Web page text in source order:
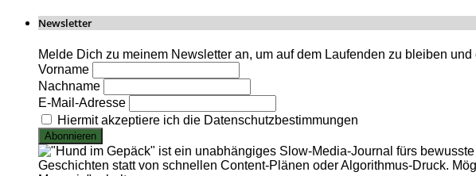
Newsletter
Melde Dich zu meinem Newsletter an, um auf dem Laufenden zu bleiben
Vorname
Nachname
E-Mail-Adresse
Hiermit akzeptiere ich die Datenschutzbestimmungen